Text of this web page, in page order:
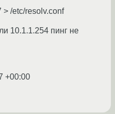
> /etc/resolv.conf
10.1.1.254 пинг не
+00:00